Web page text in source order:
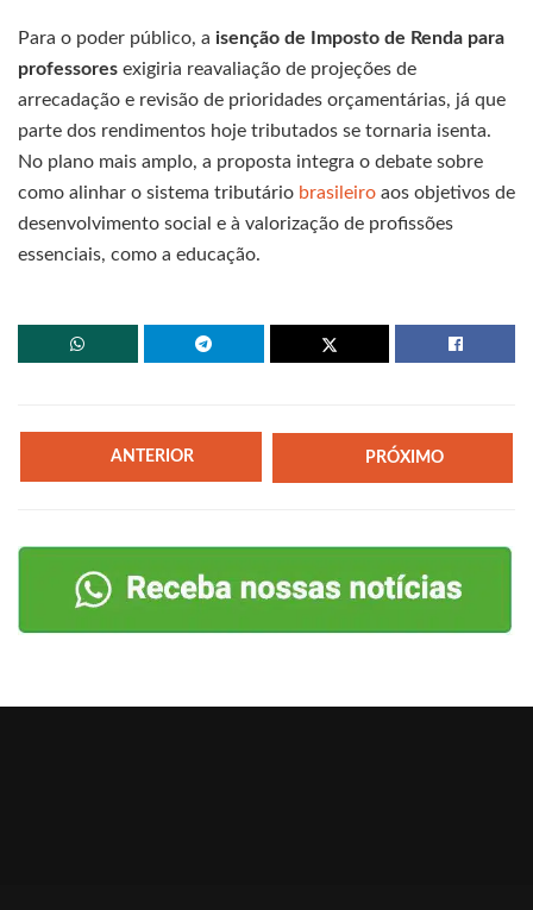
Para o poder público, a isenção de Imposto de Renda para
professores exigiria reavaliação de projeções de
arrecadação e revisão de prioridades orçamentárias, já que
parte dos rendimentos hoje tributados se tornaria isenta.
No plano mais amplo, a proposta integra o debate sobre
como alinhar o sistema tributário brasileiro aos objetivos de
desenvolvimento social e à valorização de profissões
essenciais, como a educação.
ANTERIOR PRÓXIMO